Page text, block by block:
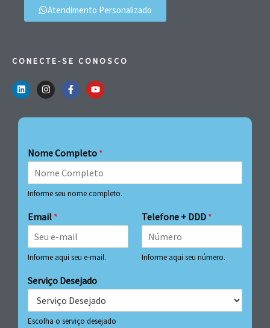
Atendimento Personalizado
CONECTE-SE CONOSCO
Nome Completo *
Informe seu nome completo.
Email *
Informe aqui seu e-mail.
Telefone + DDD *
Informe aqui seu número.
Serviço Desejado
Escolha o serviço desejado